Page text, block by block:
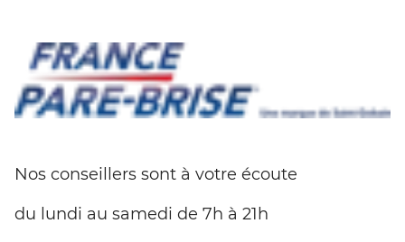
Nos conseillers sont à votre écoute
du lundi au samedi de 7h à 21h